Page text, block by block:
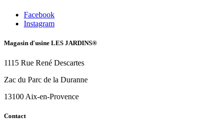
Facebook
Instagram
Magasin d'usine LES JARDINS®
1115 Rue René Descartes
Zac du Parc de la Duranne
13100 Aix-en-Provence
Contact